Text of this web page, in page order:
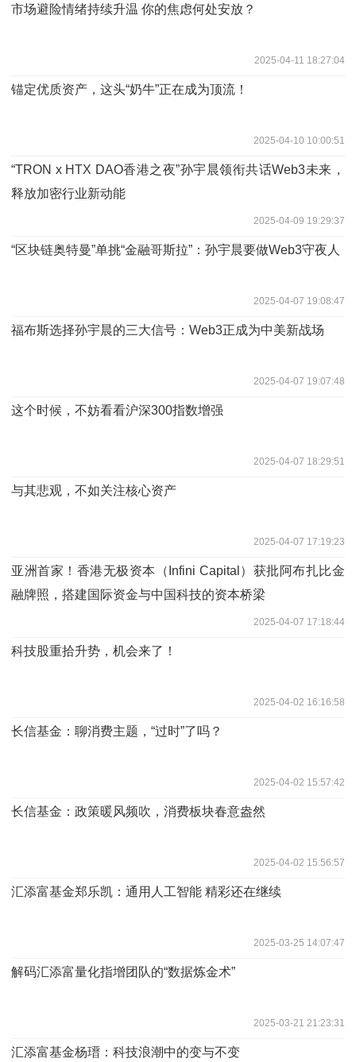
市场避险情绪持续升温 你的焦虑何处安放？
2025-04-11 18:27:04
锚定优质资产，这头“奶牛”正在成为顶流！
2025-04-10 10:00:51
“TRON x HTX DAO香港之夜”孙宇晨领衔共话Web3未来，
释放加密行业新动能
2025-04-09 19:29:37
“区块链奥特曼”单挑“金融哥斯拉”：孙宇晨要做Web3守夜人
2025-04-07 19:08:47
福布斯选择孙宇晨的三大信号：Web3正成为中美新战场
2025-04-07 19:07:48
这个时候，不妨看看沪深300指数增强
2025-04-07 18:29:51
与其悲观，不如关注核心资产
2025-04-07 17:19:23
亚洲首家！香港无极资本（Infini Capital）获批阿布扎比金
融牌照，搭建国际资金与中国科技的资本桥梁
2025-04-07 17:18:44
科技股重拾升势，机会来了！
2025-04-02 16:16:58
长信基金：聊消费主题，“过时”了吗？
2025-04-02 15:57:42
长信基金：政策暖风频吹，消费板块春意盎然
2025-04-02 15:56:57
汇添富基金郑乐凯：通用人工智能 精彩还在继续
2025-03-25 14:07:47
解码汇添富量化指增团队的“数据炼金术”
2025-03-21 21:23:31
汇添富基金杨瑨：科技浪潮中的变与不变